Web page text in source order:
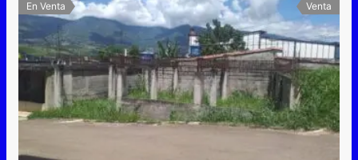
En Venta Venta